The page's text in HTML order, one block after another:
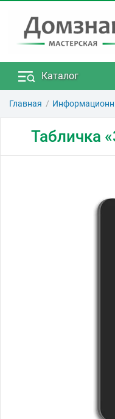
Каталог
Главная
Табличка